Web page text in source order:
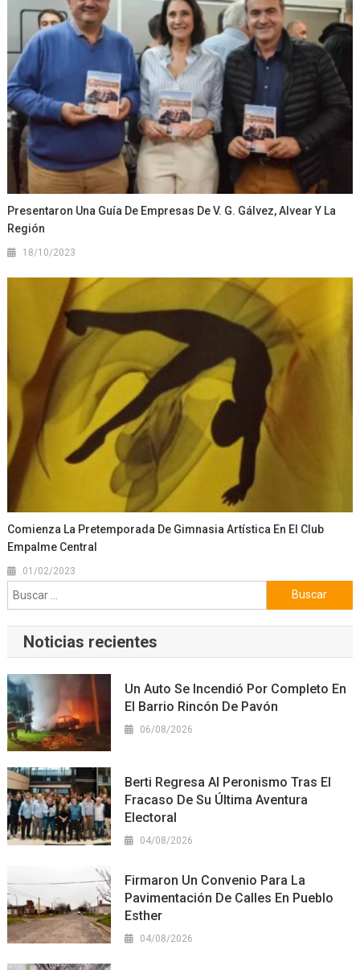
Presentaron Una Guía De Empresas De V. G. Gálvez, Alvear Y La
Región
18/10/2023
Comienza La Pretemporada De Gimnasia Artística En El Club
Empalme Central
01/02/2023
Buscar:
Noticias recientes
Un Auto Se Incendió Por Completo En
El Barrio Rincón De Pavón
06/08/2026
Berti Regresa Al Peronismo Tras El
Fracaso De Su Última Aventura
Electoral
04/08/2026
Firmaron Un Convenio Para La
Pavimentación De Calles En Pueblo
Esther
04/08/2026